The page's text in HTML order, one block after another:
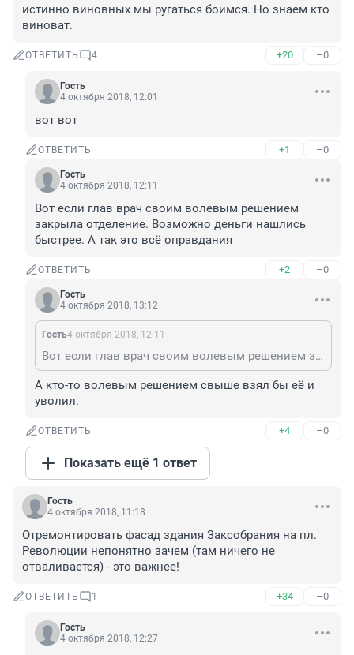
истинно виновных мы ругаться боимся. Но знаем кто
виноват.
ОТВЕТИТЬ 4 +20 –0
Гость
4 октября 2018, 12:01
вот вот
ОТВЕТИТЬ +1 –0
Гость
4 октября 2018, 12:11
Вот если глав врач своим волевым решением
закрыла отделение. Возможно деньги нашлись
быстрее. А так это всё оправдания
ОТВЕТИТЬ +2 –0
Гость
4 октября 2018, 13:12
Гость4 октября 2018, 12:11
Вот если глав врач своим волевым решением закрыла отделение. Возможно деньги нашлись быстрее. А так это всё оправдания
А кто-то волевым решением свыше взял бы её и
уволил.
ОТВЕТИТЬ +4 –0
Показать ещё 1 ответ
Гость
4 октября 2018, 11:18
Отремонтировать фасад здания Заксобрания на пл.
Революции непонятно зачем (там ничего не
отваливается) - это важнее!
ОТВЕТИТЬ 1 +34 –0
Гость
4 октября 2018, 12:27